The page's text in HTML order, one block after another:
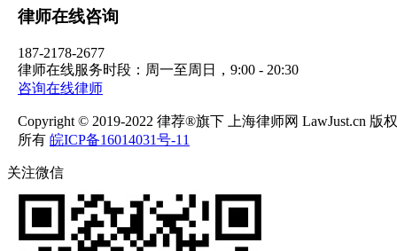
律师在线咨询
187-2178-2677
律师在线服务时段：周一至周日，9:00 - 20:30
咨询在线律师
Copyright © 2019-2022 律荐®旗下 上海律师网 LawJust.cn 版权
所有 皖ICP备16014031号-11
关注微信